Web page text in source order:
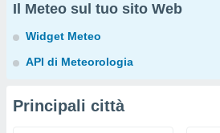
Il Meteo sul tuo sito Web
Widget Meteo
API di Meteorologia
Principali città